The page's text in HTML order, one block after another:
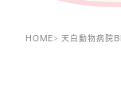
HOME 天白動物病院